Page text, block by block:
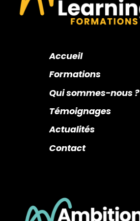
Accueil
Formations
Qui sommes-nous ?
Témoignages
Actualités
Contact